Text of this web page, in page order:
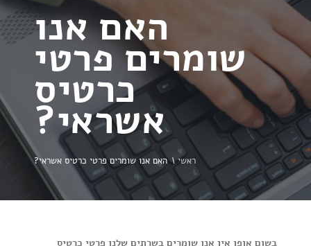
האם אנו
שומרים פרטי
כרטיס
אשראי?
ראשי \ האם אנו שומרים פרטי כרטיס אשראי?
בשום אופן אין אנו שומרים בשרתים שלנו פרטי כרטיס